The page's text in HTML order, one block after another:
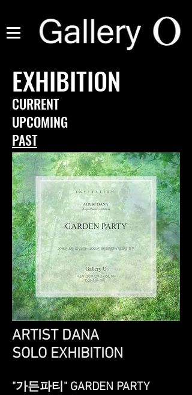
EXHIBITION
CURRENT
UPCOMING
PAST
ARTIST DANA
SOLO EXHIBITION
"가든파티" GARDEN PARTY